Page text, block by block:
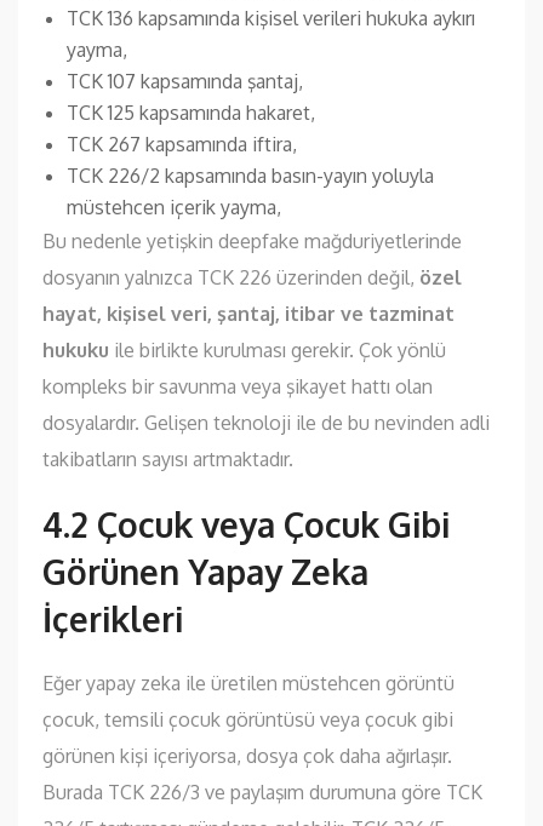
TCK 136 kapsamında kişisel verileri hukuka aykırı
yayma,
TCK 107 kapsamında şantaj,
TCK 125 kapsamında hakaret,
TCK 267 kapsamında iftira,
TCK 226/2 kapsamında basın-yayın yoluyla
müstehcen içerik yayma,
Bu nedenle yetişkin deepfake mağduriyetlerinde
dosyanın yalnızca TCK 226 üzerinden değil, özel
hayat, kişisel veri, şantaj, itibar ve tazminat
hukuku ile birlikte kurulması gerekir. Çok yönlü
kompleks bir savunma veya şikayet hattı olan
dosyalardır. Gelişen teknoloji ile de bu nevinden adli
takibatların sayısı artmaktadır.
4.2 Çocuk veya Çocuk Gibi
Görünen Yapay Zeka
İçerikleri
Eğer yapay zeka ile üretilen müstehcen görüntü
çocuk, temsili çocuk görüntüsü veya çocuk gibi
görünen kişi içeriyorsa, dosya çok daha ağırlaşır.
Burada TCK 226/3 ve paylaşım durumuna göre TCK